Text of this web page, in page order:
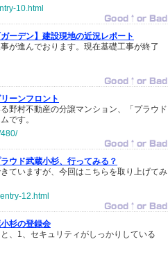
10.html
ーデン】建設現地の近況レポート
が進んでおります。現在基礎工事が終了
ーンフロント
野村不動産の分譲マンション、「プラウド
です。
ウド武蔵小杉、行ってみる？
ていますが、今回はこちらを取り上げてみ
12.html
杉の登録会
、1、セキュリティがしっかりしている